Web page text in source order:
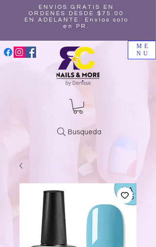
ENVIOS GRATIS EN
ORDENES DESDE $75.00
EN ADELANTE. Envíos solo
en PR.
ME
NU
Busqueda